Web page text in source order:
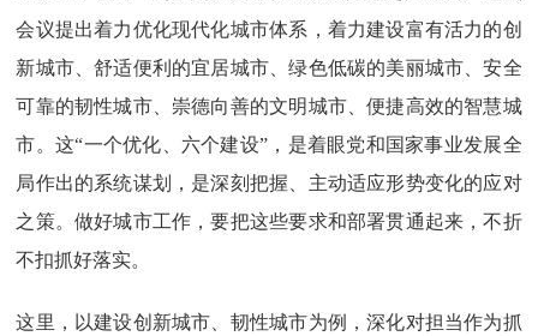
会议提出着力优化现代化城市体系，着力建设富有活力的创
新城市、舒适便利的宜居城市、绿色低碳的美丽城市、安全
可靠的韧性城市、崇德向善的文明城市、便捷高效的智慧城
市。这“一个优化、六个建设”，是着眼党和国家事业发展全
局作出的系统谋划，是深刻把握、主动适应形势变化的应对
之策。做好城市工作，要把这些要求和部署贯通起来，不折
不扣抓好落实。
这里，以建设创新城市、韧性城市为例，深化对担当作为抓